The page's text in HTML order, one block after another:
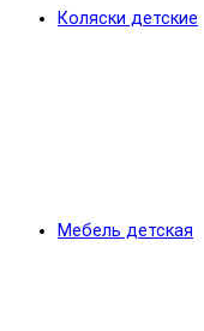
Коляски детские
Мебель детская